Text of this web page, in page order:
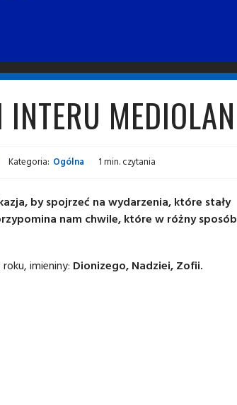
MEDIOLAN
Kategoria: Ogólna 1 min. czytania
by spojrzeć na wydarzenia, które stały
nam chwile, które w różny sposób
imieniny: Dionizego, Nadziei, Zofii.